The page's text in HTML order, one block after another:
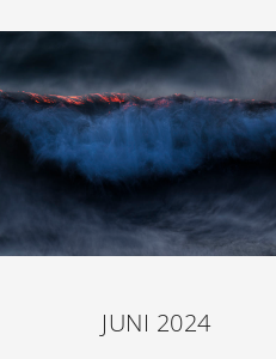
JUNI 2024